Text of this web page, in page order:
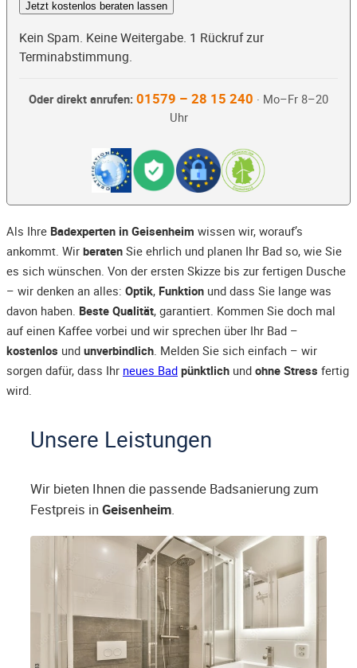
Jetzt kostenlos beraten lassen
Kein Spam. Keine Weitergabe. 1 Rückruf zur
Terminabstimmung.
Oder direkt anrufen: 01579 – 28 15 240 · Mo–Fr 8–20
Uhr
Als Ihre Badexperten in Geisenheim wissen wir, worauf’s
ankommt. Wir beraten Sie ehrlich und planen Ihr Bad so, wie Sie
es sich wünschen. Von der ersten Skizze bis zur fertigen Dusche
– wir denken an alles: Optik, Funktion und dass Sie lange was
davon haben. Beste Qualität, garantiert. Kommen Sie doch mal
auf einen Kaffee vorbei und wir sprechen über Ihr Bad –
kostenlos und unverbindlich. Melden Sie sich einfach – wir
sorgen dafür, dass Ihr neues Bad pünktlich und ohne Stress fertig
wird.
Unsere Leistungen
Wir bieten Ihnen die passende Badsanierung zum
Festpreis in Geisenheim.